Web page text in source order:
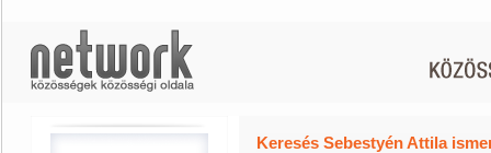
Keresés Sebestyén Attila